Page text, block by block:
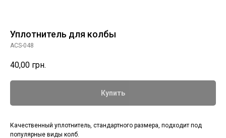
Уплотнитель для колбы
ACS-048
40,00 грн.
Купить
Качественный уплотнитель, стандартного размера, подходит под
популярные виды колб.